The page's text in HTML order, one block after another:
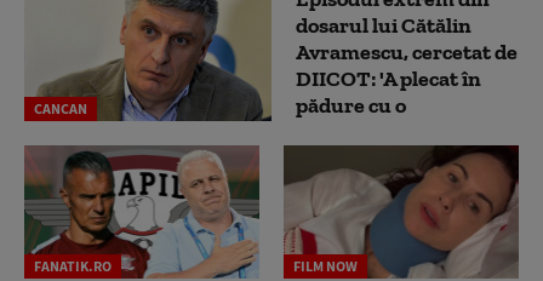
CANCAN
dosarul lui Cătălin
Avramescu, cercetat de
DIICOT: 'A plecat în
pădure cu o
FANATIK.RO FILM NOW